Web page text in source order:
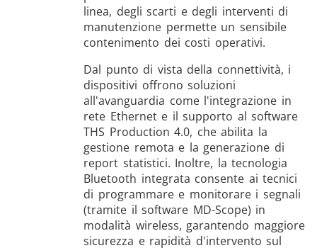
linea, degli scarti e degli interventi di
manutenzione permette un sensibile
contenimento dei costi operativi.
Dal punto di vista della connettività, i
dispositivi offrono soluzioni
all'avanguardia come l'integrazione in
rete Ethernet e il supporto al software
THS Production 4.0, che abilita la
gestione remota e la generazione di
report statistici. Inoltre, la tecnologia
Bluetooth integrata consente ai tecnici
di programmare e monitorare i segnali
(tramite il software MD-Scope) in
modalità wireless, garantendo maggiore
sicurezza e rapidità d'intervento sul